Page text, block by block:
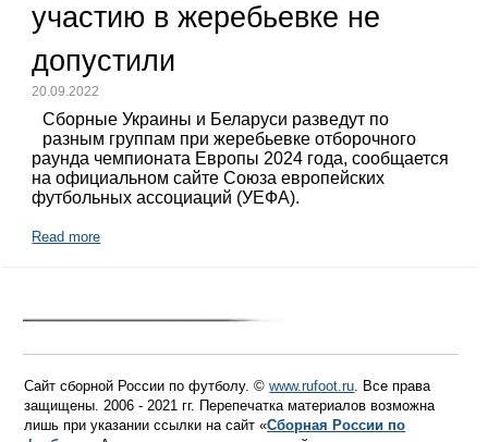
участию в жеребьевке не
допустили
20.09.2022
Сборные Украины и Беларуси разведут по
разным группам при жеребьевке отборочного
раунда чемпионата Европы 2024 года, сообщается
на официальном сайте Союза европейских
футбольных ассоциаций (УЕФА).
Read more
Сайт сборной России по футболу. ©www.rufoot.ru. Все права
защищены. 2006 - 2021 гг. Перепечатка материалов возможна
лишь при указании ссылки на сайт «Сборная России по